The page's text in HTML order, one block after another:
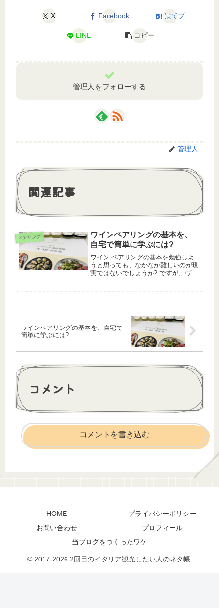
X Facebook はてブ
LINE コピー
管理人をフォローする
管理人
関連記事
ペアリング
ワインペアリングの基本を、
自宅で簡単に学ぶには?
ワイン ペアリングの基本を勉強しよ
うと思っても、なかなか難しいのが現
実ではないでしょうか? ですが、ヴィ
ワインペアリングの基本を、自宅で
簡単に学ぶには?
コメント
コメントを書き込む
HOME
プライバシーポリシー
お問い合わせ
プロフィール
当ブログをつくったワケ
© 2017-2026 2回目のイタリア観光したい人のネタ帳.